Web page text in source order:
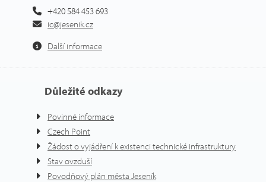
+420 584 453 693
ic@jesenik.cz
Další informace
Důležité odkazy
Povinné informace
Czech Point
Žádost o vyjádření k existenci technické infrastruktury
Stav ovzduší
Povodňový plán města Jeseník